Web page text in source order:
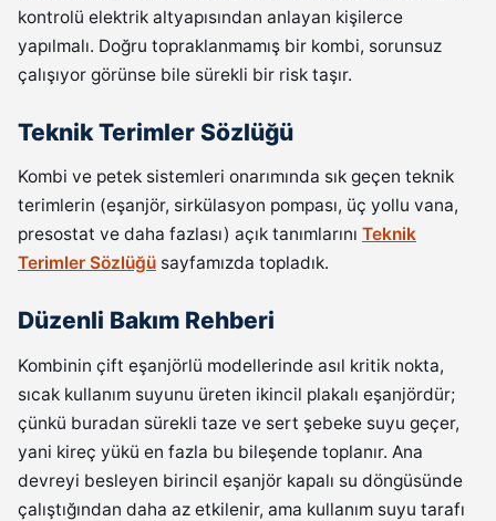
kontrolü elektrik altyapısından anlayan kişilerce
yapılmalı. Doğru topraklanmamış bir kombi, sorunsuz
çalışıyor görünse bile sürekli bir risk taşır.
Teknik Terimler Sözlüğü
Kombi ve petek sistemleri onarımında sık geçen teknik
terimlerin (eşanjör, sirkülasyon pompası, üç yollu vana,
presostat ve daha fazlası) açık tanımlarını Teknik
Terimler Sözlüğü sayfamızda topladık.
Düzenli Bakım Rehberi
Kombinin çift eşanjörlü modellerinde asıl kritik nokta,
sıcak kullanım suyunu üreten ikincil plakalı eşanjördür;
çünkü buradan sürekli taze ve sert şebeke suyu geçer,
yani kireç yükü en fazla bu bileşende toplanır. Ana
devreyi besleyen birincil eşanjör kapalı su döngüsünde
çalıştığından daha az etkilenir, ama kullanım suyu tarafı